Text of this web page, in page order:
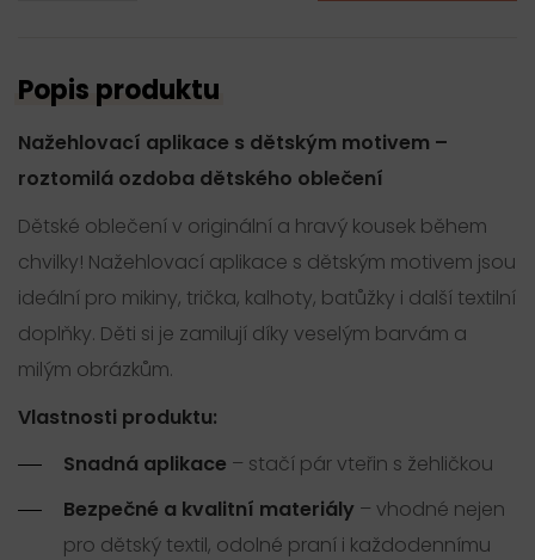
Popis produktu
Nažehlovací aplikace s dětským motivem –
roztomilá ozdoba dětského oblečení
Dětské oblečení v originální a hravý kousek během
chvilky! Nažehlovací aplikace s dětským motivem jsou
ideální pro mikiny, trička, kalhoty, batůžky i další textilní
doplňky. Děti si je zamilují díky veselým barvám a
milým obrázkům.
Vlastnosti produktu:
Snadná aplikace – stačí pár vteřin s žehličkou
Bezpečné a kvalitní materiály – vhodné nejen
pro dětský textil, odolné praní i každodennímu